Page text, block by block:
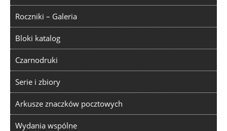
Roczniki – Galeria
Bloki katalog
Czarnodruki
Serie i zbiory
Arkusze znaczków pocztowych
Wydania wspólne